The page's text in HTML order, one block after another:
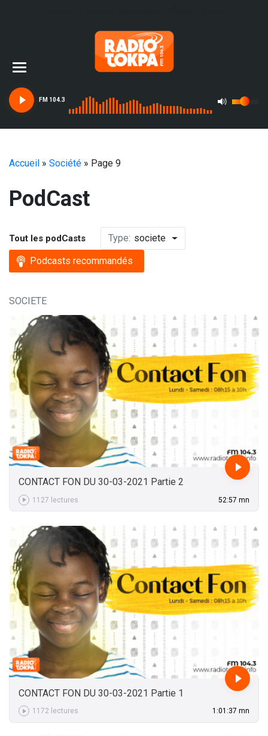
FM 104.3
Accueil » Société » Page 9
PodCast
Tout les podCasts Type: societe
Podcasts recommandés
SOCIETE
CONTACT FON DU 30-03-2021 Partie 2
1127 lectures
52:57 mn
CONTACT FON DU 30-03-2021 Partie 1
1172 lectures
1:01:37 mn